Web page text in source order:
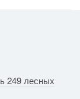
249 лесных